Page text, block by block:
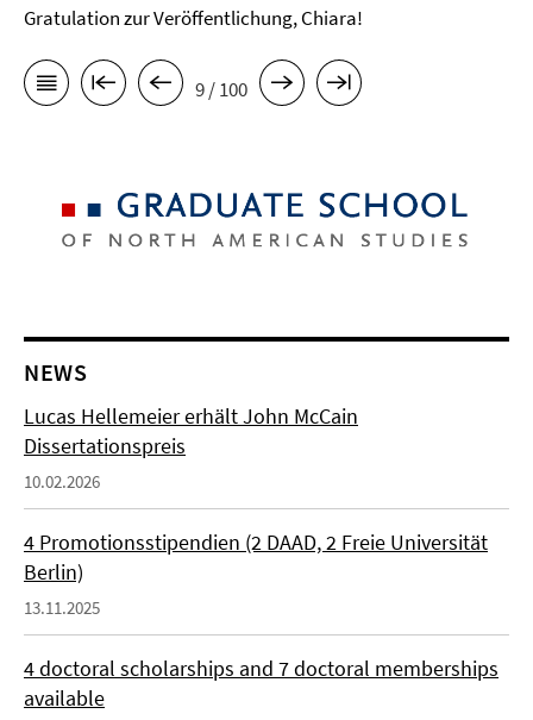
Gratulation zur Veröffentlichung, Chiara!
9 / 100
NEWS
Lucas Hellemeier erhält John McCain
Dissertationspreis
10.02.2026
4 Promotionsstipendien (2 DAAD, 2 Freie Universität
Berlin)
13.11.2025
4 doctoral scholarships and 7 doctoral memberships
available